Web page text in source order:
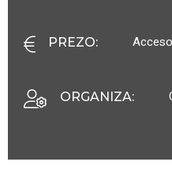
PREZO:
ORGANIZA: